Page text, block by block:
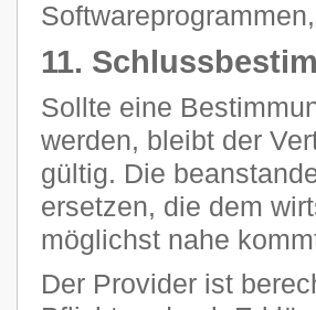
11.
Sollte eine
werden, bleibt der
gültig. Die
ersetzen, die dem
möglichst nahe
Der Provider ist